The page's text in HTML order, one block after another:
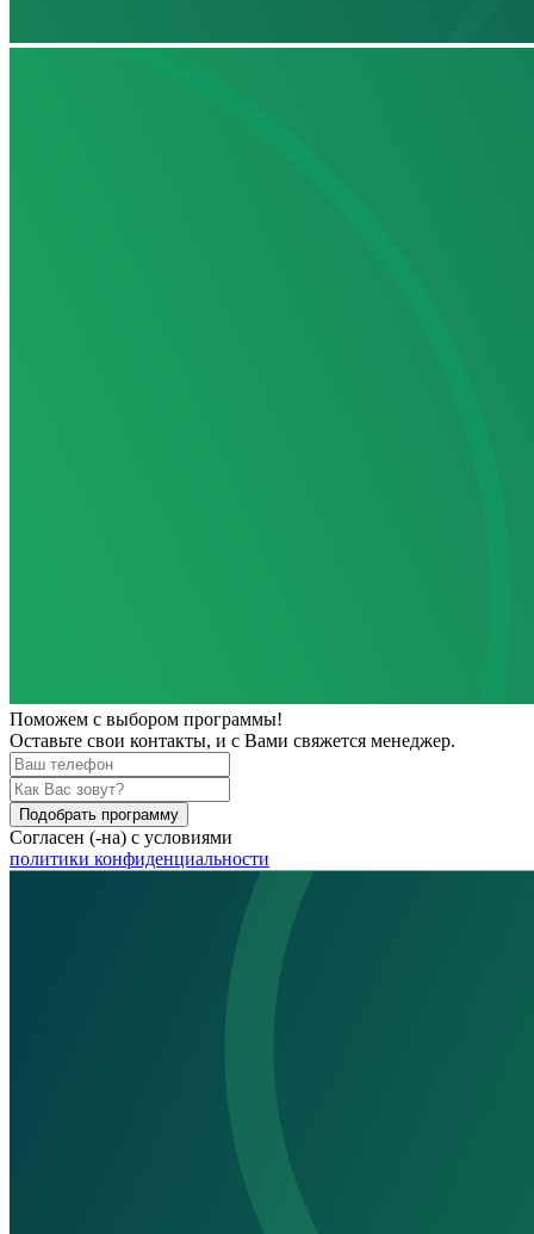
Поможем с выбором программы!
Оставьте свои контакты, и с Вами свяжется менеджер.
Подобрать программу
Согласен (-на) с условиями
политики конфиденциальности